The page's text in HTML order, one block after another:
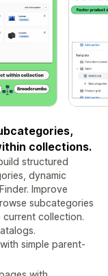
collections.
structured
dynamic
Improve
subcategories
collection.
simple parent-